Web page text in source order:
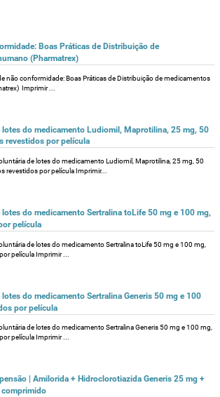
Boas Práticas de Distribuição de
(Pharmatrex)
não conformidade: Boas Práticas de Distribuição de medicamentos
Imprimir ...
lotes do medicamento Ludiomil, Maprotilina, 25 mg, 50
revestidos por película
de lotes do medicamento Ludiomil, Maprotilina, 25 mg, 50
revestidos por película Imprimir...
lotes do medicamento Sertralina toLife 50 mg e 100 mg,
película
de lotes do medicamento Sertralina toLife 50 mg e 100 mg,
película Imprimir ...
do medicamento Sertralina Generis 50 mg e 100
por película
de lotes do medicamento Sertralina Generis 50 mg e 100 mg,
película Imprimir ...
| Amilorida + Hidroclorotiazida Generis 25 mg +
comprimido